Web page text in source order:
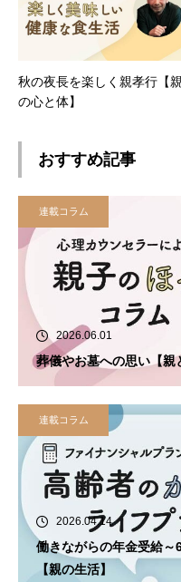
秋の夜長を楽しく親孝行【親
の心と体】
おすすめ記事
連載コラム
2026.06.01
葬儀やお墓への思い【親
連載コラム
2026.04.14
働きながらの年金受給
【親の生活】